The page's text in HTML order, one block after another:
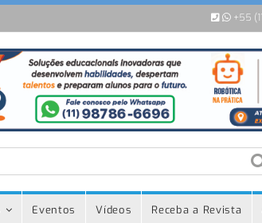
+55
Eventos Vídeos Receba a Revista